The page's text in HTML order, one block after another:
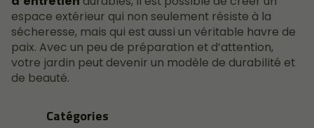
Catégories
espace extérieur qui non seulement résiste à la
sécheresse, mais qui est aussi un véritable havre de
paix. Avec un peu de préparation et d’attention,
votre jardin peut devenir un modèle de durabilité et
de beauté.